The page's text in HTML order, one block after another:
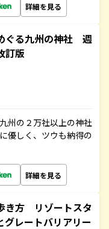
詳細を見る
ぐる九州の神社 週
訂版
州の２万社以上の神社
優しく、ツウも納得の
詳細を見る
き方 リゾートスタ
レートバリアリー